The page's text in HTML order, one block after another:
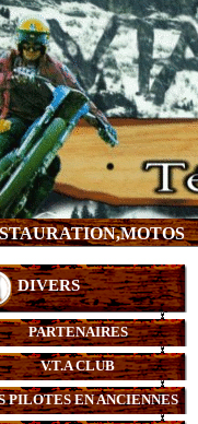
DIVERS
PARTENAIRES
V.T.A CLUB
PILOTES EN ANCIENNES